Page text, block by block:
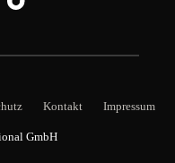
Kontakt Impressum
GmbH